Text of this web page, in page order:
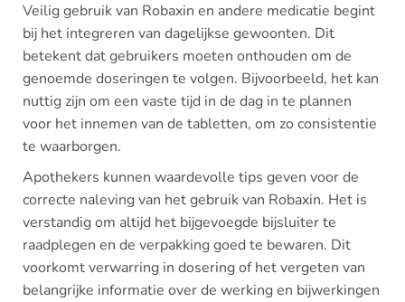
Veilig gebruik van Robaxin en andere medicatie begint
bij het integreren van dagelijkse gewoonten. Dit
betekent dat gebruikers moeten onthouden om de
genoemde doseringen te volgen. Bijvoorbeeld, het kan
nuttig zijn om een vaste tijd in de dag in te plannen
voor het innemen van de tabletten, om zo consistentie
te waarborgen.
Apothekers kunnen waardevolle tips geven voor de
correcte naleving van het gebruik van Robaxin. Het is
verstandig om altijd het bijgevoegde bijsluiter te
raadplegen en de verpakking goed te bewaren. Dit
voorkomt verwarring in dosering of het vergeten van
belangrijke informatie over de werking en bijwerkingen